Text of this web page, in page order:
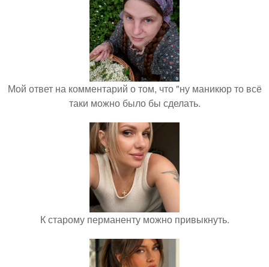
Мой ответ на комментарий о том, что "ну маникюр то всё
таки можно было бы сделать.
К старому перманенту можно привыкнуть.